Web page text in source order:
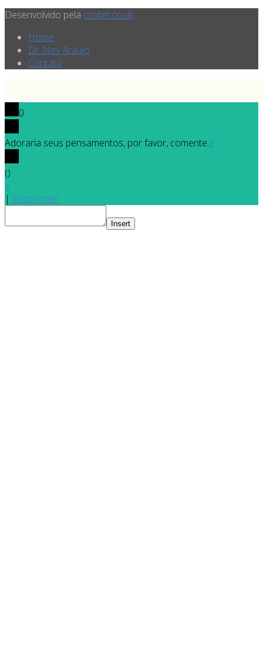
Desenvolvido pela crobin.co.uk.
Home
Dr. Ney Araujo
Contato
0
Adoraria seus pensamentos, por favor, comente.x
()
x
| Responder
Insert